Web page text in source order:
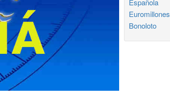
Española
Euromillones
Bonoloto